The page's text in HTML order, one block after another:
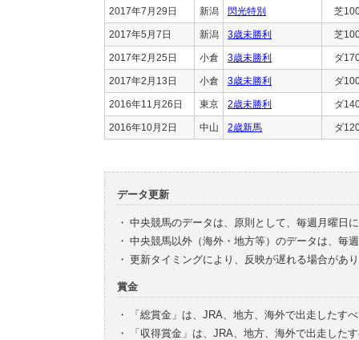
2017年7月29日 新潟 閃光特別 芝
2017年5月7日 新潟 3歳未勝利 芝
2017年2月25日 小倉 3歳未勝利 ダ
2017年2月13日 小倉 3歳未勝利 ダ
2016年11月26日 東京 2歳未勝利 ダ
2016年10月2日 中山 2歳新馬 ダ
データ更新
・ 中央競馬のデータは、原則として、毎週月曜日
・ 中央競馬以外（海外・地方等）のデータは、毎
・ 更新タイミングにより、反映が遅れる場合があ
賞金
・
「総賞金」は、JRA、地方、海外で出走したす
・
「収得賞金」は、JRA、地方、海外で出走した